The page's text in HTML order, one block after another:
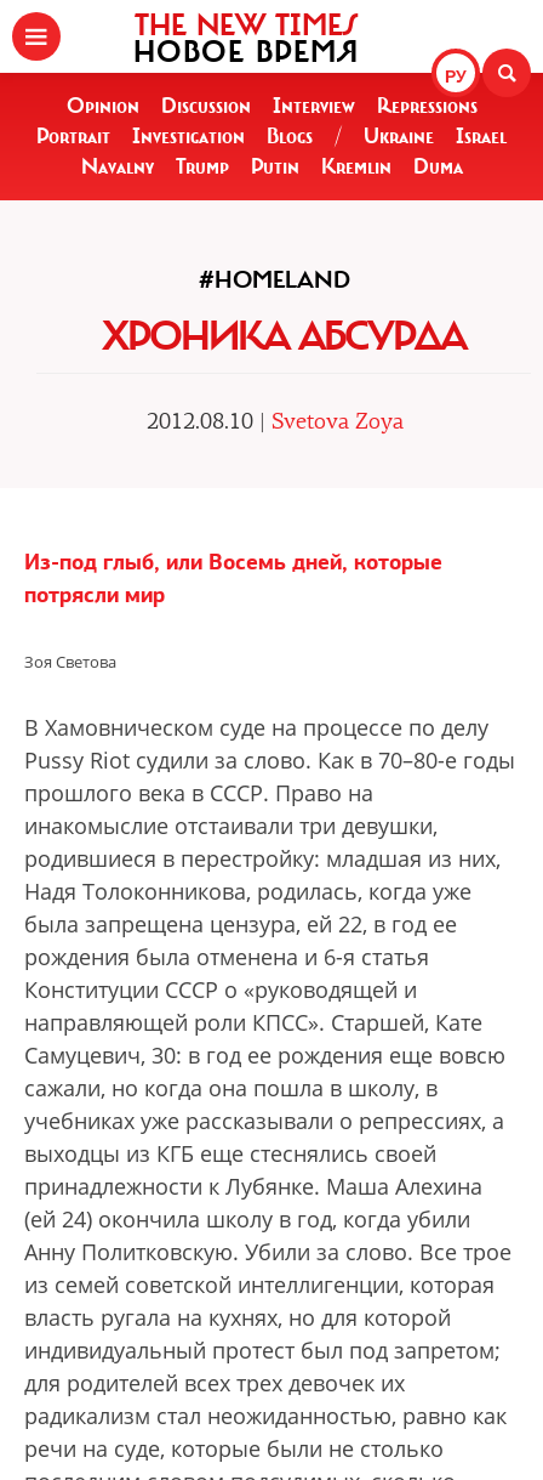
РУ
THE NEW TIMES
НОВОЕ ВРЕМЯ
Opinion Discussion Interview
Repressions
Portrait
Investigation Blogs / Ukraine
Israel
Navalny
Trump Putin Kremlin Duma
#HOMELAND
ХРОНИКА АБСУРДА
2012.08.10 | Svetova Zoya
Из-под глыб, или Восемь дней, которые
потрясли мир
Зоя Светова
В Хамовническом суде на процессе по делу
Pussy Riot судили за слово. Как в 70–80-е годы
прошлого века в СССР. Право на
инакомыслие отстаивали три девушки,
родившиеся в перестройку: младшая из них,
Надя Толоконникова, родилась, когда уже
была запрещена цензура, ей 22, в год ее
рождения была отменена и 6-я статья
Конституции СССР о «руководящей и
направляющей роли КПСС». Старшей, Кате
Самуцевич, 30: в год ее рождения еще вовсю
сажали, но когда она пошла в школу, в
учебниках уже рассказывали о репрессиях, а
выходцы из КГБ еще стеснялись своей
принадлежности к Лубянке. Маша Алехина
(ей 24) окончила школу в год, когда убили
Анну Политковскую. Убили за слово. Все трое
из семей советской интеллигенции, которая
власть ругала на кухнях, но для которой
индивидуальный протест был под запретом;
для родителей всех трех девочек их
радикализм стал неожиданностью, равно как
речи на суде, которые были не столько